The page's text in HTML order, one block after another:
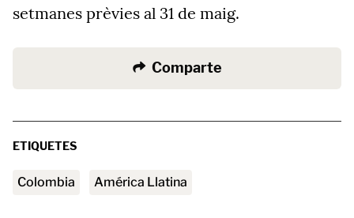
setmanes prèvies al 31 de maig.
Comparte
ETIQUETES
Colombia América Llatina